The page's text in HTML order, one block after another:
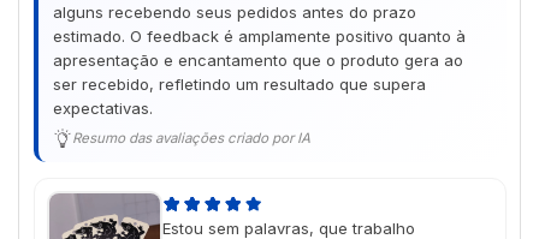
alguns recebendo seus pedidos antes do prazo
estimado. O feedback é amplamente positivo quanto à
apresentação e encantamento que o produto gera ao
ser recebido, refletindo um resultado que supera
expectativas.
Resumo das avaliações criado por IA
Estou sem palavras, que trabalho